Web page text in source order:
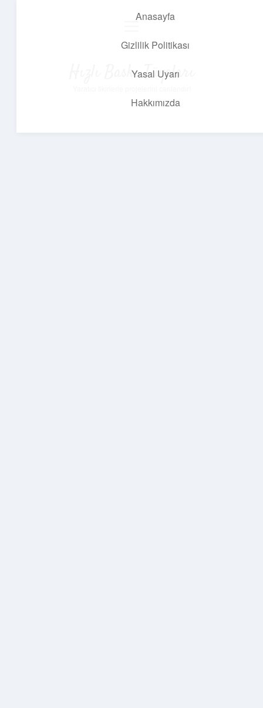
Anasayfa
Gizlilik Politikası
Yasal Uyarı
Hakkımızda
Hızlı Baskı Tüyoları